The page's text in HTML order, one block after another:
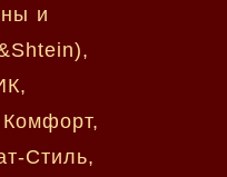
и
Стиль,